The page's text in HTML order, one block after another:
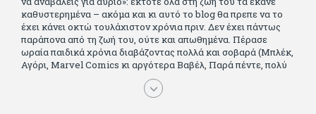
καθυστερημένα – ακόμα και κι αυτό το blog θα πρεπε να το
έχει κάνει οκτώ τουλάχιστον χρόνια πριν. Δεν έχει πάντως
παράπονα από τη ζωή του, ούτε και απωθημένα. Πέρασε
ωραία παιδικά χρόνια διαβάζοντας πολλά και σοβαρά (Μπλέκ,
Αγόρι, Μarvel Comics κι αργότερα Βαβέλ, Παρά πέντε, πολύ
Αλέξανδρο Δουμά και αρκετό Ιούλιο Βέρν πριν τον κερδίσουν
τα αστυνομικά), απέκτησε τους σωστούς φίλους κυρίως γιατί